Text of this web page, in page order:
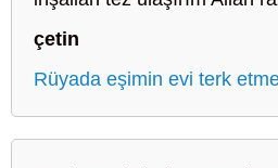
çetin
Rüyada eşimin evi terk